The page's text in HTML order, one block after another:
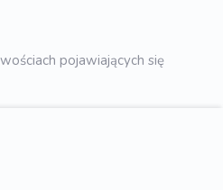
pojawiających się